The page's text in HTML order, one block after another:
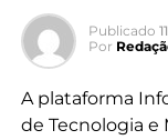
Publicado
Por
A plataforma
de Tecnologia